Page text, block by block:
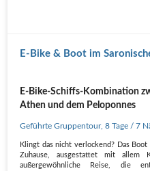
E-Bike & Boot im
E-Bike-Schiffs-Kombination
Athen und dem Peloponnes
Geführte Gruppentour,8 Tage / 7
Klingt das nicht verlockend? Das
Zuhause, ausgestattet mit
außergewöhnliche Reise, die